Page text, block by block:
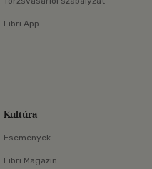
Libri App
Kultúra
Események
Libri Magazin